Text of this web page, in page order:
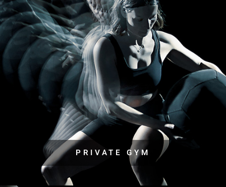
PRIVATE GYM